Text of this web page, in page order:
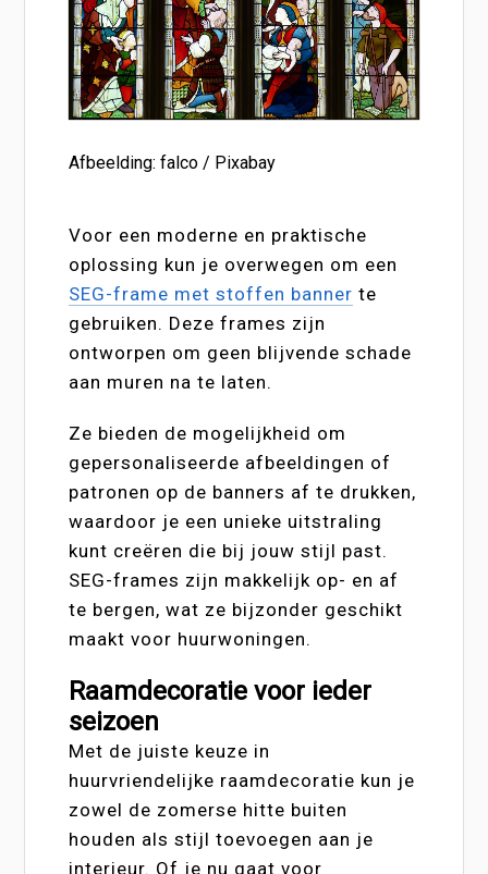
Afbeelding: falco / Pixabay
Voor een moderne en praktische
oplossing kun je overwegen om een
SEG-frame met stoffen banner te
gebruiken. Deze frames zijn
ontworpen om geen blijvende schade
aan muren na te laten.
Ze bieden de mogelijkheid om
gepersonaliseerde afbeeldingen of
patronen op de banners af te drukken,
waardoor je een unieke uitstraling
kunt creëren die bij jouw stijl past.
SEG-frames zijn makkelijk op- en af
te bergen, wat ze bijzonder geschikt
maakt voor huurwoningen.
Raamdecoratie voor ieder
seizoen
Met de juiste keuze in
huurvriendelijke raamdecoratie kun je
zowel de zomerse hitte buiten
houden als stijl toevoegen aan je
interieur. Of je nu gaat voor